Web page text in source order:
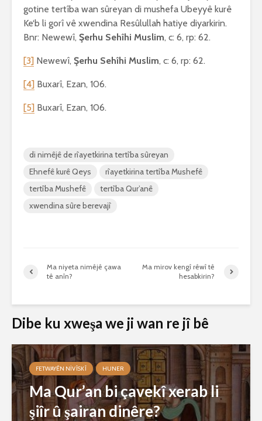
gotine tertîba wan sûreyan di mushefa Ubeyyê kurê
Ke‘b li gorî vê xwendina Resûlullah hatiye diyarkirin.
Bnr: Newewî, Şerhu Sehîhi Muslim, c: 6, rp: 62.
[3] Newewî, Şerhu Sehîhi Muslim, c: 6, rp: 62.
[4] Buxarî, Ezan, 106.
[5] Buxarî, Ezan, 106.
di nimêjê de rîayetkirina tertîba sûreyan
Ehnefê kurê Qeys
rîayetkirina tertîba Mushefê
tertîba Mushefê
tertîba Qur’anê
xwendina sûre berevajî
Ma niyeta nimêjê çawa
tê anîn?
Ma mirov kengî rêwî tê
hesabkirin?
Dibe ku xweşa we ji wan re jî bê
FETWAYÊN NIVÎSKÎ HUNER
Ma Qur’an bi çavekî xerab li
şiîr û şairan dinêre?